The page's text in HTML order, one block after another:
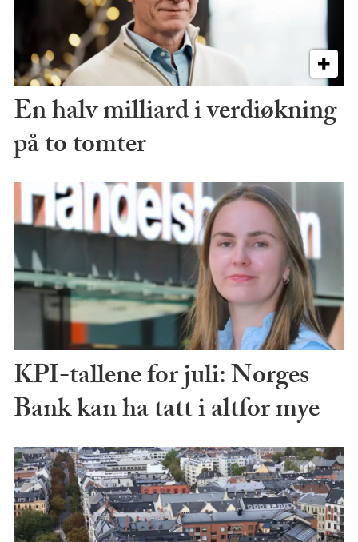
En halv milliard i verdiøkning
på to tomter
KPI-tallene for juli: Norges
Bank kan ha tatt i altfor mye